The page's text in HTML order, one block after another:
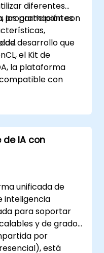
diferentes
programación con
los participantes
de desarrollo que
el Kit de
la plataforma
con
de GPU que
utilizando
y comparar la
la ejecución de
asignar y
copiar
dispositivo, lanzar
para
IA con
unificada de
inteligencia
para soportar
y de grado
por
está